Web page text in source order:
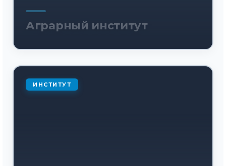
Аграрный институт
ИНСТИТУТ